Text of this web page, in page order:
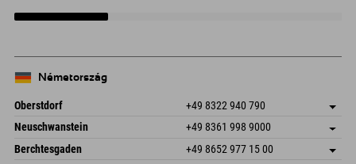
Németország
Oberstdorf +49 8322 940 790
An der Breitach 3
Németország
Cím mentése
E-mail küldése
Neuschwanstein +49 8361 998 9000
An der Riese 45
87484 Nesselwang im Allgäu
Cím mentése
Könyv
Berchtesgaden +49 8652 977 15 00